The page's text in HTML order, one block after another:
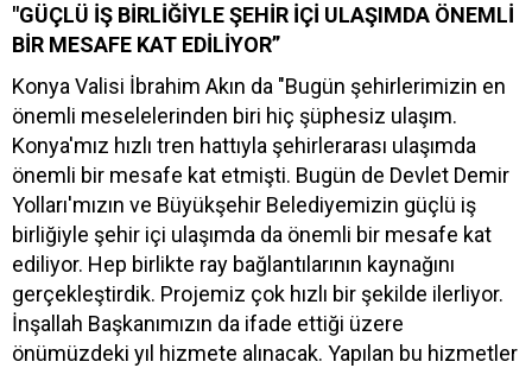
"GÜÇLÜ İŞ BİRLİĞİYLE ŞEHİR İÇİ ULAŞIMDA ÖNEMLİ
BİR MESAFE KAT EDİLİYOR”
Konya Valisi İbrahim Akın da "Bugün şehirlerimizin en
önemli meselelerinden biri hiç şüphesiz ulaşım.
Konya'mız hızlı tren hattıyla şehirlerarası ulaşımda
önemli bir mesafe kat etmişti. Bugün de Devlet Demir
Yolları'mızın ve Büyükşehir Belediyemizin güçlü iş
birliğiyle şehir içi ulaşımda da önemli bir mesafe kat
ediliyor. Hep birlikte ray bağlantılarının kaynağını
gerçekleştirdik. Projemiz çok hızlı bir şekilde ilerliyor.
İnşallah Başkanımızın da ifade ettiği üzere
önümüzdeki yıl hizmete alınacak. Yapılan bu hizmetler